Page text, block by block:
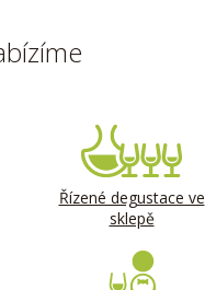
Řízené degustace ve
sklepě